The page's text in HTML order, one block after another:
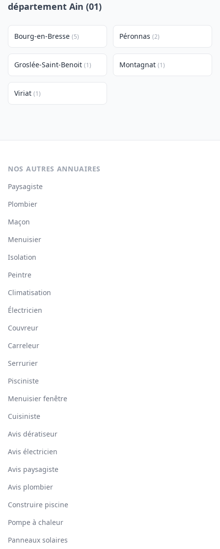
département Ain (01)
Bourg-en-Bresse (5) Péronnas (2)
Groslée-Saint-Benoit (1) Montagnat (1)
Viriat (1)
NOS AUTRES ANNUAIRES
Paysagiste
Plombier
Maçon
Menuisier
Isolation
Peintre
Climatisation
Électricien
Couvreur
Carreleur
Serrurier
Pisciniste
Menuisier fenêtre
Cuisiniste
Avis dératiseur
Avis électricien
Avis paysagiste
Avis plombier
Construire piscine
Pompe à chaleur
Panneaux solaires